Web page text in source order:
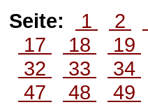
Seite: 1 2
17
18
19
32
33
34
47
48
49